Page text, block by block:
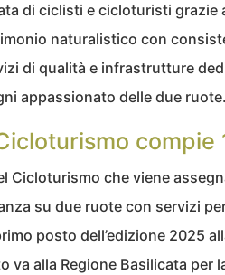
di ciclisti e cicloturisti grazie
naturalistico con
di qualità e infrastrutture
appassionato delle due ruote.
compie
Cicloturismo che viene
su due ruote con servizi
posto dell’edizione 2025
va alla Regione Basilicata per